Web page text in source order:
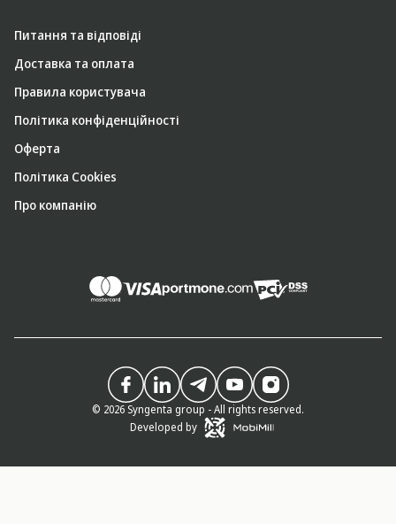
Питання та відповіді
Доставка та оплата
Правила користувача
Політика конфіденційності
Оферта
Політика Cookies
Про компанію
© 2026 Syngenta group - All rights reserved.
Developed by